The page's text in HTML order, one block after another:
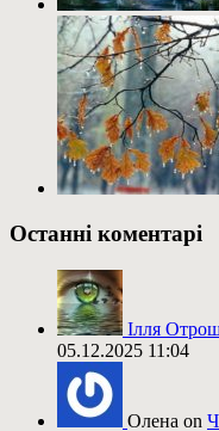
Останні коментарі
Ілля
05.12.2025 11:04
Олена on